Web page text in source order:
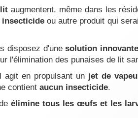
augmentent, même dans les
insecticideou autre produit qui
disposez d'unesolution
l'élimination des punaises de lit
agit en propulsant un jet de
contient aucun insecticide.
élimine tous les œufs et les